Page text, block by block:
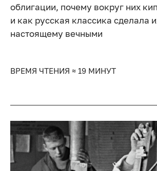
облигации, почему вокруг них
и как русская классика сделала
настоящему вечными
ВРЕМЯ ЧТЕНИЯ ≈ 19 МИНУТ